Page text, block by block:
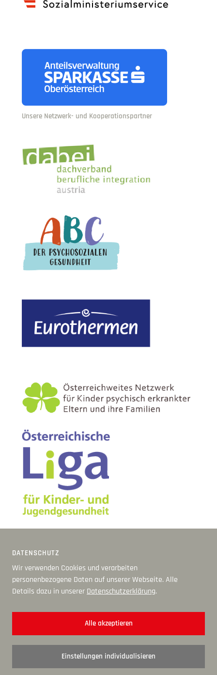
Unsere Netzwerk- und Kooperationspartner
DATENSCHUTZ
Wir verwenden Cookies und verarbeiten
personenbezogene Daten auf unserer Webseite. Alle
Details dazu in unserer Datenschutzerklärung.
Alle akzeptieren
Einstellungen individualisieren